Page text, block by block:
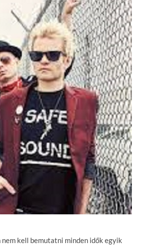
kell bemutatni minden idők egyik